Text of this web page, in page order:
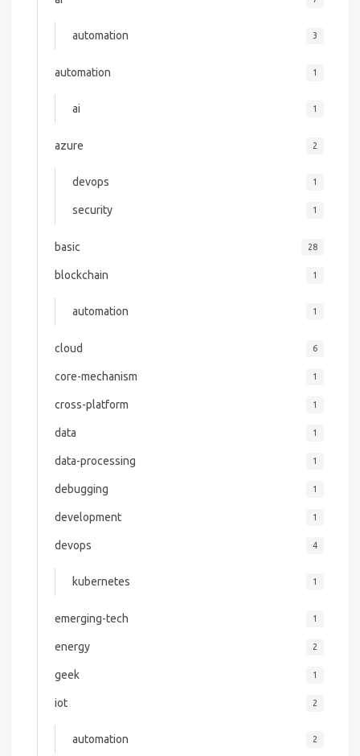
automation 3
automation 1
ai 1
azure 2
devops 1
security 1
basic 28
blockchain 1
automation 1
cloud 6
core-mechanism 1
cross-platform 1
data 1
data-processing 1
debugging 1
development 1
devops 4
kubernetes 1
emerging-tech 1
energy 2
geek 1
iot 2
automation 2